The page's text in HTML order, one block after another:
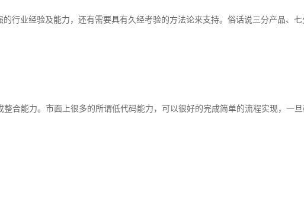
行业经验及能力，还有需要具有久经考验的方法论来支持。俗话说三分产品、
合能力。市面上很多的所谓低代码能力，可以很好的完成简单的流程实现，一